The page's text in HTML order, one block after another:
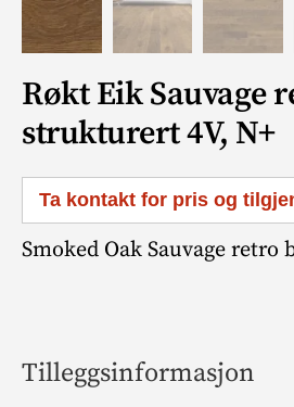
Røkt Eik Sauvage
strukturert 4V, N+
Ta kontakt for pris og
Smoked Oak Sauvage retro
Tilleggsinformasjon